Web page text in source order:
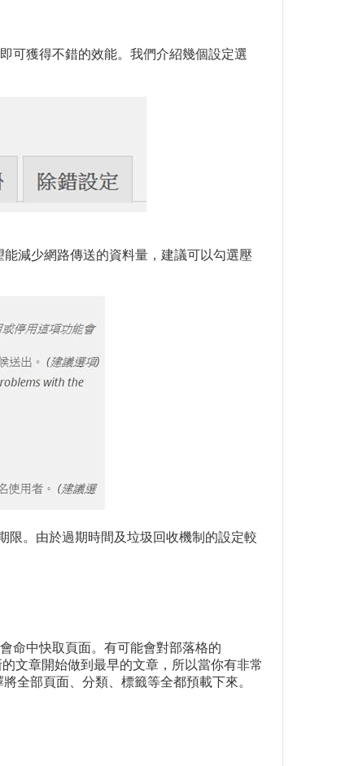
可獲得不錯的效能。我們介紹幾個設定選
減少網路傳送的資料量，建議可以勾選壓
限。由於過期時間及垃圾回收機制的設定較
命中快取頁面。有可能會對部落格的
文章開始做到最早的文章，所以當你有非常
全部頁面、分類、標籤等全都預載下來。